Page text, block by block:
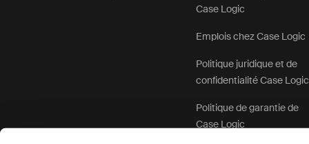
Case Logic
Emplois chez Case Logic
Politique juridique et de
confidentialité Case Logic
Politique de garantie de
Case Logic